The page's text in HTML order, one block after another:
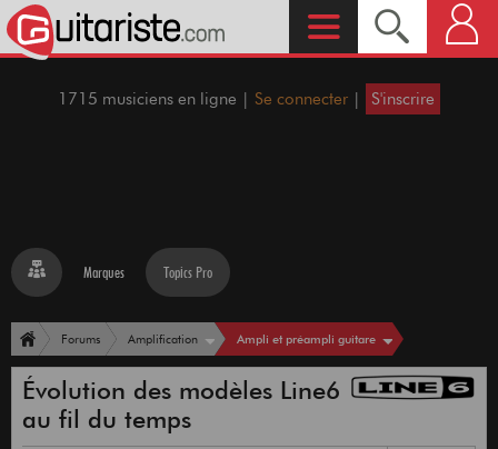
1715 musiciens en ligne | Se connecter | S'inscrire
Marques Topics Pro
Forums Amplification Ampli et préampli guitare
Évolution des modèles Line6
au fil du temps